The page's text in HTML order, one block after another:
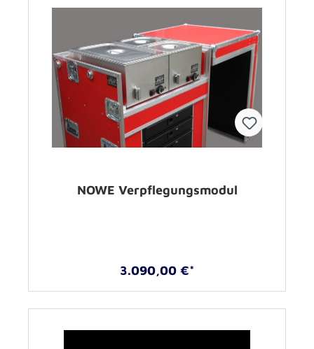
NOWE Verpflegungsmodul
3.090,00 €*